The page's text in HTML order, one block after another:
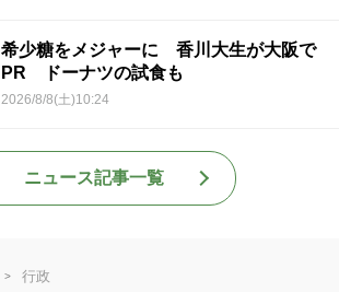
希少糖をメジャーに 香川大生が大阪で
PR ドーナツの試食も
2026/8/8(土)10:24
ニュース記事一覧
行政